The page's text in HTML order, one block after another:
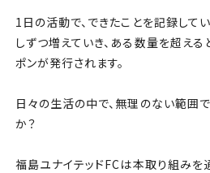
1日の活動で、できたことを記録して
しずつ増えていき、ある数量を超え
ポンが発行されます。
日々の生活の中で、無理のない範囲
か？
福島ユナイテッドFCは本取り組みを